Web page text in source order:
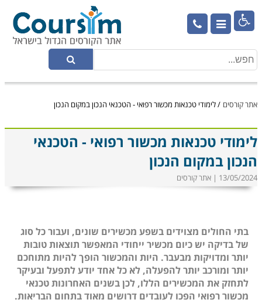

אתר קורסים /לימודי טכנאות מכשור רפואי - הטכנאי הנכון במקום הנכון
לימודי טכנאות מכשור רפואי - הטכנאי
הנכון במקום הנכון
13/05/2024 | אתר קורסים
בתי החולים מצוידים בשפע מכשירים שונים, ועבור כל סוג
של בדיקה יש כיום מכשיר ייחודי המאפשר תוצאות טובות
יותר ומדויקות מבעבר. היות והמכשור הופך להיות מתוחכם
יותר ומורכב יותר להפעלה, לא כל אחד יודע לתפעל ובעיקר
לתחזק את המכשירים הללו, לכן בשנים האחרונות טכנאי
מכשור רפואי הפכו לעובדים דרושים מאוד בתחום הבריאות.